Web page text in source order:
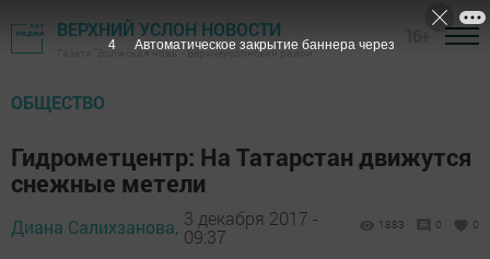
ВЕРХНИЙ УСЛОН НОВОСТИ
Газета "Волжская новь" - Верхнеуслонский район
ОБЩЕСТВО
Гидрометцентр: На Татарстан движутся
снежные метели
Диана Салихзанова, 3 декабря 2017 -
09:37
1883 0 0
3 Автоматическое закрытие баннера через